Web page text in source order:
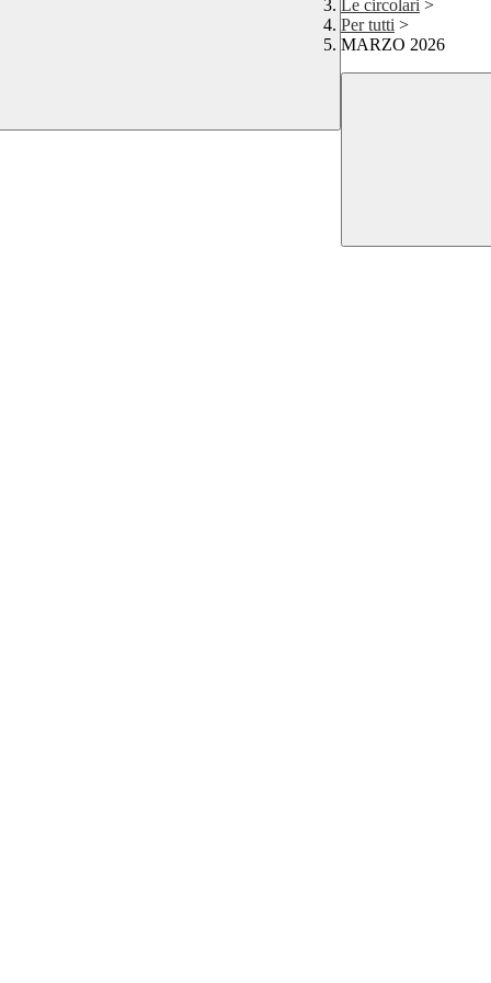
Le circolari >
Per tutti >
MARZO 2026